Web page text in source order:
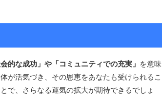
会的な成功」や「コミュニティでの充実」 を意味
が活気づき、その恩恵をあなたも受けられるこ
で、さらなる運気の拡大が期待できるでしょ